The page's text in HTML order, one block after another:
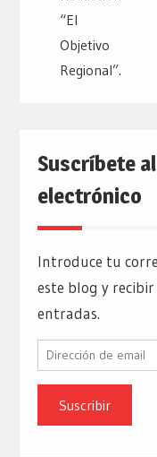
Suscríbete
electrónico
Introduce tu
este blog y
entradas.
Dirección
email